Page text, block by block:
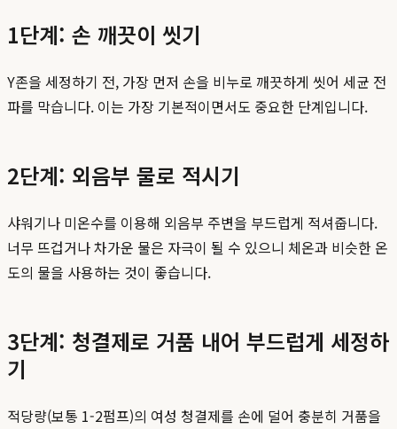
1단계: 손 깨끗이 씻기
Y존을 세정하기 전, 가장 먼저 손을 비누로 깨끗하게 씻어 세균 전
파를 막습니다. 이는 가장 기본적이면서도 중요한 단계입니다.
2단계: 외음부 물로 적시기
샤워기나 미온수를 이용해 외음부 주변을 부드럽게 적셔줍니다.
너무 뜨겁거나 차가운 물은 자극이 될 수 있으니 체온과 비슷한 온
도의 물을 사용하는 것이 좋습니다.
3단계: 청결제로 거품 내어 부드럽게 세정하
기
적당량(보통 1-2펌프)의 여성 청결제를 손에 덜어 충분히 거품을